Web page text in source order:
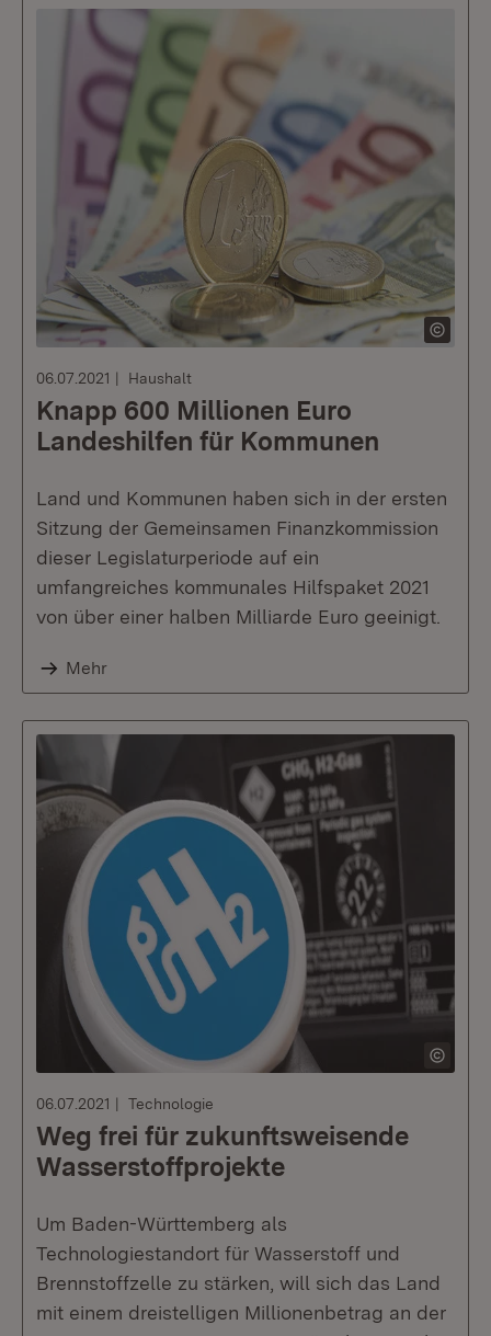
06.07.2021 Haushalt
Knapp 600 Millionen Euro
Landeshilfen für Kommunen
Land und Kommunen haben sich in der ersten
Sitzung der Gemeinsamen Finanzkommission
dieser Legislaturperiode auf ein
umfangreiches kommunales Hilfspaket 2021
von über einer halben Milliarde Euro geeinigt.
Mehr
06.07.2021 Technologie
Weg frei für zukunftsweisende
Wasserstoffprojekte
Um Baden-Württemberg als
Technologiestandort für Wasserstoff und
Brennstoffzelle zu stärken, will sich das Land
mit einem dreistelligen Millionenbetrag an der